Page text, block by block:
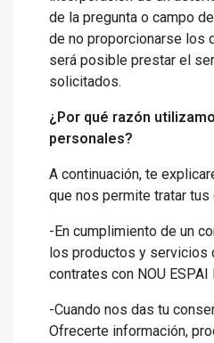
de la pregunta o campo
de no proporcionarse los
será posible prestar el
solicitados.
¿Por qué razón
personales?
A continuación, te
que nos permite tratar
-En cumplimiento de un
los productos y servicios
contrates con NOU ESPAI
-Cuando nos das tu
Ofrecerte información,